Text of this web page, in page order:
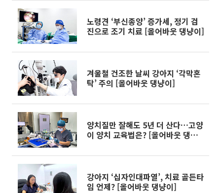
노령견 ‘부신종양’ 증가세, 정기 검
진으로 조기 치료 [올어바웃 댕냥이]
겨울철 건조한 날씨 강아지 ‘각막혼
탁’ 주의 [올어바웃 댕냥이]
양치질만 잘해도 5년 더 산다…고양
이 양치 교육법은? [올어바웃 댕냥
강아지 ‘십자인대파열’, 치료 골든타
임 언제? [올어바웃 댕냥이]